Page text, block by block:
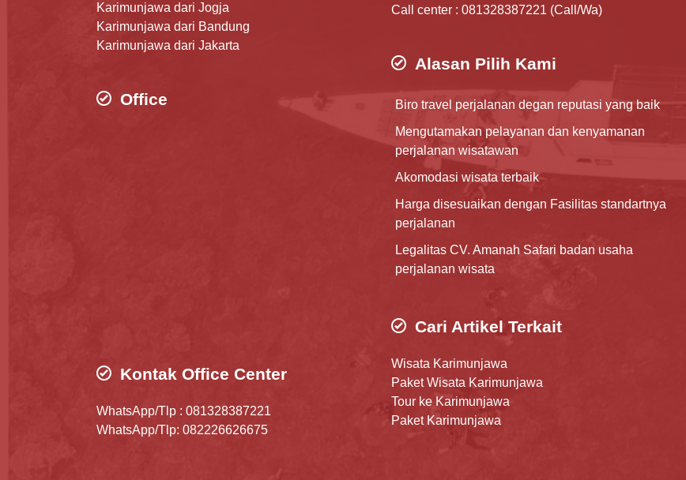
Karimunjawa dari Jogja
Karimunjawa dari Bandung
Karimunjawa dari Jakarta
Office
Kontak Office Center
WhatsApp/Tlp : 081328387221
WhatsApp/Tlp: 082226626675
Call center : 081328387221 (Call/Wa)
Alasan Pilih Kami
Biro travel perjalanan degan reputasi yang baik
Mengutamakan pelayanan dan kenyamanan
perjalanan wisatawan
Akomodasi wisata terbaik
Harga disesuaikan dengan Fasilitas standartnya
perjalanan
Legalitas CV. Amanah Safari badan usaha
perjalanan wisata
Cari Artikel Terkait
Wisata Karimunjawa
Paket Wisata Karimunjawa
Tour ke Karimunjawa
Paket Karimunjawa